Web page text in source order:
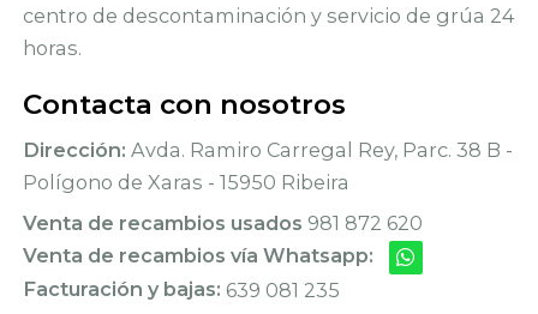
centro de descontaminación y servicio de grúa 24
horas.
Contacta con nosotros
Dirección: Avda. Ramiro Carregal Rey, Parc. 38 B -
Polígono de Xaras - 15950 Ribeira
Venta de recambios usados 981 872 620
Venta de recambios vía Whatsapp:
Facturación y bajas: 639 081 235